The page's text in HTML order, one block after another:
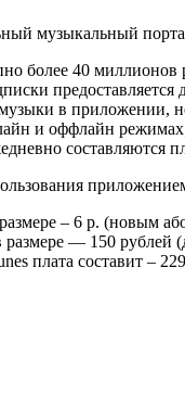
музыкальный
более 40
в приложении,
и оффлайн
составляются
– 6 р. (новым
размере — 150 рублей
плата составит –